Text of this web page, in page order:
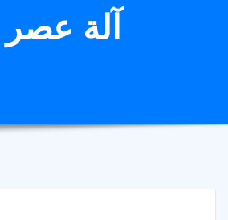
آلة